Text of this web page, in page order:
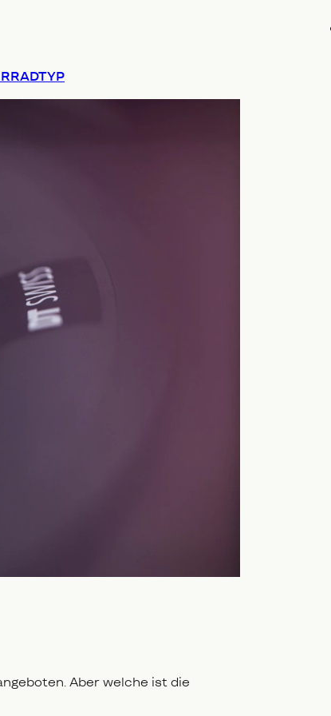
Aber welche ist die